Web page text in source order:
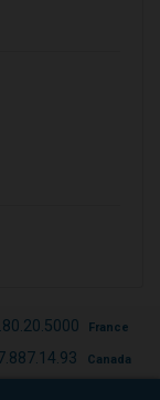
France
Canada